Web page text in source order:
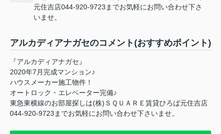
元住吉店044-920-9723までお気軽にお問い合わせ下さ
いませ。
アルカディアナガセのコメント(おすすめポイント)
『アルカディアナガセ』
2020年7月完成マンション♪
ハウスメーカー施工物件！
オートロック・エレベーター完備♪
東急東横線のお部屋探しは(株)ＳＱＵＡＲＥ賃貸ひろば元住吉店
044-920-9723までお気軽にお問い合わせ下さいませ。